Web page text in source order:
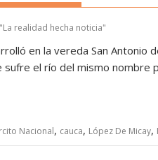
realidad hecha noticia"
en la vereda San Antonio
el río del mismo nombre
Nacional, cauca, López De Micay,